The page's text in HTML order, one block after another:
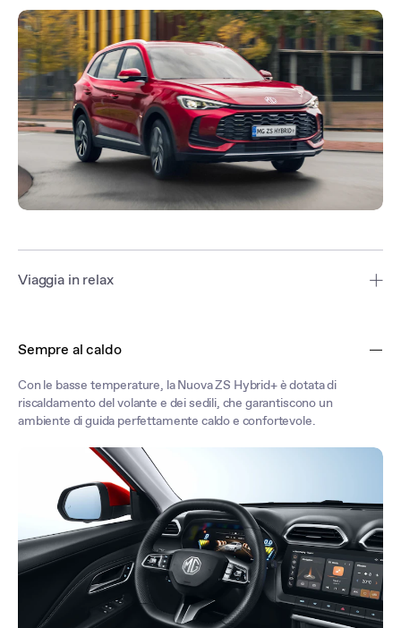
Viaggia in relax
passeggeri ed eliminando l'affaticamento del conducente.
Sempre al caldo
Con le basse temperature, la Nuova ZS Hybrid+ è dotata di
riscaldamento del volante e dei sedili, che garantiscono un
ambiente di guida perfettamente caldo e confortevole.